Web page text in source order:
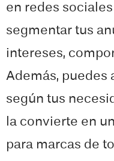
en redes
segmentar tus
intereses,
Además, puedes
según tus
la convierte en
para marcas de